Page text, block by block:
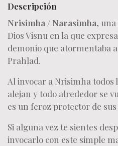
Descripción
Nrisimha / Narasimha,
Dios Visnu en la que
demonio que atormentaba
Prahlad.
Al invocar a Nrisimha todos
alejan y todo alrededor se
es un feroz protector de sus
Si alguna vez te sientes
invocarlo con este simple